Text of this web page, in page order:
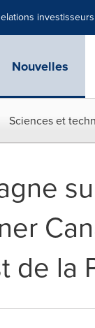
investisseurs
Nouvelles
Sciences et
de la